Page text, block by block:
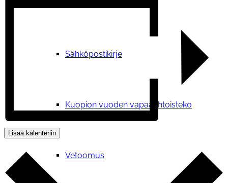
Sähköpostikirje
Kuopion vuoden vapaaehtoisteko
Vetoomus
Lisää kalenteriin